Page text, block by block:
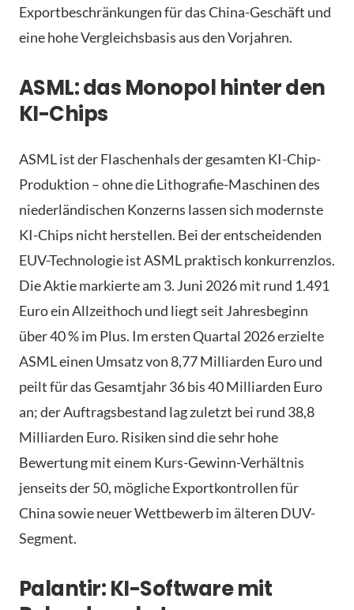
Exportbeschränkungen für das China-Geschäft und
eine hohe Vergleichsbasis aus den Vorjahren.
ASML: das Monopol hinter den
KI-Chips
ASML ist der Flaschenhals der gesamten KI-Chip-
Produktion – ohne die Lithografie-Maschinen des
niederländischen Konzerns lassen sich modernste
KI-Chips nicht herstellen. Bei der entscheidenden
EUV-Technologie ist ASML praktisch konkurrenzlos.
Die Aktie markierte am 3. Juni 2026 mit rund 1.491
Euro ein Allzeithoch und liegt seit Jahresbeginn
über 40 % im Plus. Im ersten Quartal 2026 erzielte
ASML einen Umsatz von 8,77 Milliarden Euro und
peilt für das Gesamtjahr 36 bis 40 Milliarden Euro
an; der Auftragsbestand lag zuletzt bei rund 38,8
Milliarden Euro. Risiken sind die sehr hohe
Bewertung mit einem Kurs-Gewinn-Verhältnis
jenseits der 50, mögliche Exportkontrollen für
China sowie neuer Wettbewerb im älteren DUV-
Segment.
Palantir: KI-Software mit